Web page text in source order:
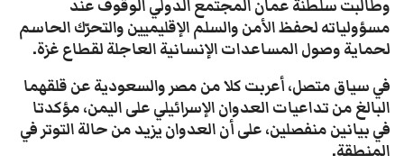
وطالبت سلطنة عمان المجتمع الدولي الوقوف عند
مسؤولياته لحفظ الأمن والسلم الإقليميين والتحرّك الحاسم
لحماية وصول المساعدات الإنسانية العاجلة لقطاع غزة.
في سياق متصل، أعربت كلا من مصر والسعودية عن قلقهما
البالغ من تداعيات العدوان الإسرائيلي على اليمن، مؤكدتا
في بيانين منفصلين، على أن العدوان يزيد من حالة التوتر في
المنطقة.